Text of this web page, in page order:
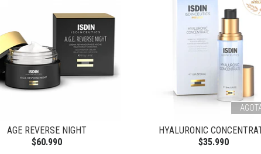
AGE REVERSE NIGHT
$60.990
HYALURONIC
$35.990